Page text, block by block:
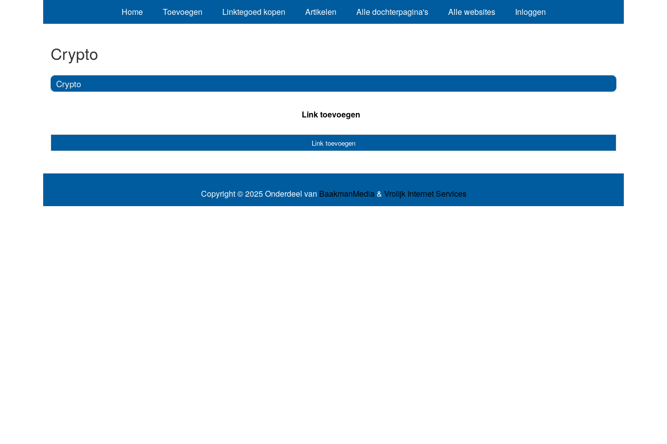
Home Toevoegen Linktegoed kopen Artikelen Alle dochterpagina's Alle websites Inloggen
Crypto
Crypto
Link toevoegen
Link toevoegen
Copyright © 2025 Onderdeel van BaakmanMedia& Vrolijk Internet Services